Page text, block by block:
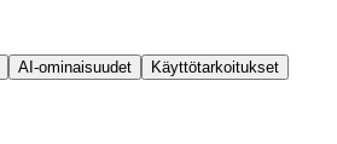
AI-ominaisuudet
Käyttötarkoitukset